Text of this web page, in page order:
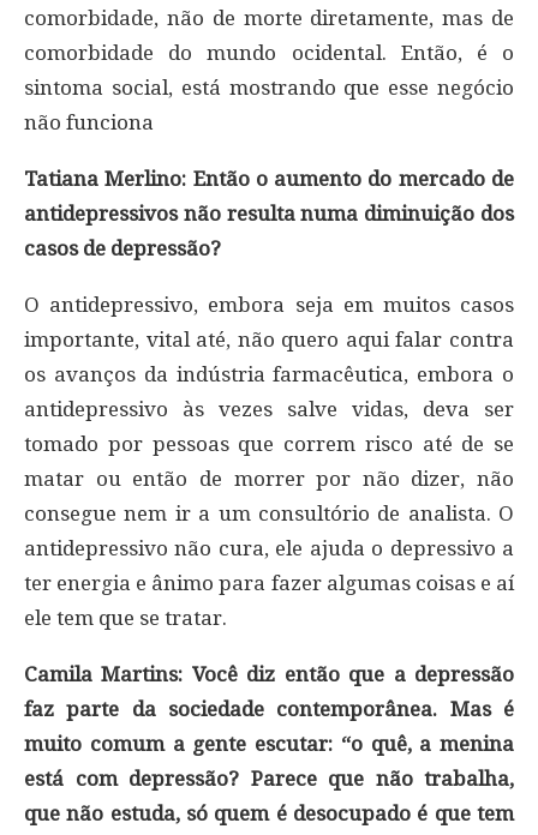
comorbidade, não de morte diretamente, mas de
comorbidade do mundo ocidental. Então, é o
sintoma social, está mostrando que esse negócio
não funciona
Tatiana Merlino: Então o aumento do mercado de
antidepressivos não resulta numa diminuição dos
casos de depressão?
O antidepressivo, embora seja em muitos casos
importante, vital até, não quero aqui falar contra
os avanços da indústria farmacêutica, embora o
antidepressivo às vezes salve vidas, deva ser
tomado por pessoas que correm risco até de se
matar ou então de morrer por não dizer, não
consegue nem ir a um consultório de analista. O
antidepressivo não cura, ele ajuda o depressivo a
ter energia e ânimo para fazer algumas coisas e aí
ele tem que se tratar.
Camila Martins: Você diz então que a depressão
faz parte da sociedade contemporânea. Mas é
muito comum a gente escutar: “o quê, a menina
está com depressão? Parece que não trabalha,
que não estuda, só quem é desocupado é que tem